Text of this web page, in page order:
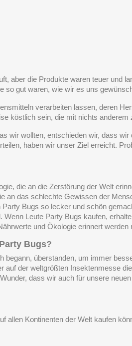
aber die Produkte waren teuer und
so gut waren, wie wir es uns
verarbeiten lassen, deren
köstlich sein, die mit nichts anderem
wir wollten, entschieden wir, dass wir
haben wir unser Ziel erreicht.
die an die Zerstörung der Welt
an das schlechte Gewissen der
Bugs so lecker und schön
Leute Party Bugs kaufen,
und Ökologie erinnert werden
Bugs?
begann, überstanden, um immer
auf der weltgrößten Insektenmesse
dass wir auch für unsere
allen Kontinenten der Welt kaufen